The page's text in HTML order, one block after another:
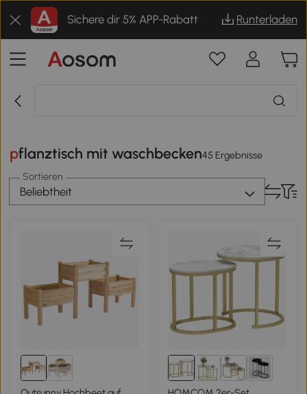
Sichere dir 5% APP-Rabatt Runterladen
pflanztisch mit waschbecken45 Ergebnisse
Sortieren
Beliebtheit